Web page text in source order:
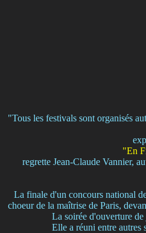
"Tous les festivals sont organisés
"En
regrette Jean-Claude Vannier,
La finale d'un concours national
choeur de la maîtrise de Paris,
La soirée d'ouverture
Elle a réuni entre autres